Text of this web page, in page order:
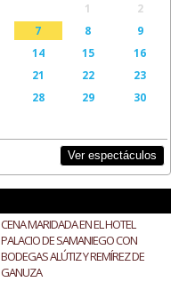
1
2
7 8
9
14 15
16
21 22
23
28 29
30
Ver espectáculos
CENA MARIDADA EN EL HOTEL
PALACIO DE SAMANIEGO CON
BODEGAS ALÚTIZ Y REMÍREZ DE
GANUZA